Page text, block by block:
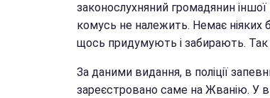
законослухняний громадянин
комусь не належить. Немає ніяких
щось придумують і забирають.
За даними видання, в поліції
зареєстровано саме на Жванію. У